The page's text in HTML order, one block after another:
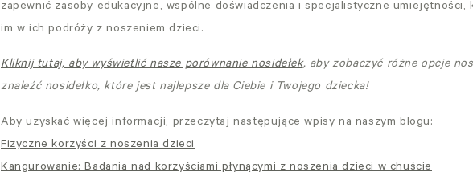
zapewnić zasoby edukacyjne, wspólne doświadczenia i specjalistyczne umiejętności,
im w ich podróży z noszeniem dzieci.
Kliknij tutaj, aby wyświetlić nasze porównanie nosidełek, aby zobaczyć różne opcje
znaleźć nosidełko, które jest najlepsze dla Ciebie i Twojego dziecka!
Aby uzyskać więcej informacji, przeczytaj następujące wpisy na naszym blogu:
Fizyczne korzyści z noszenia dzieci
Kangurowanie: Badania nad korzyściami płynącymi z noszenia dzieci w chuście